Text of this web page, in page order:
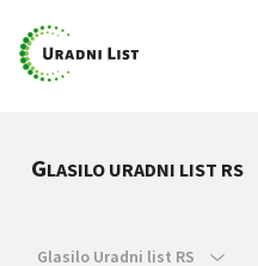
GLASILO URADNI LIST RS
Glasilo Uradni list RS